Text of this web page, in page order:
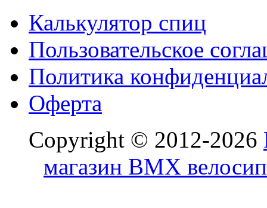
Калькулятор спиц
Пользовательское
Политика
Оферта
Copyright © 2012-2026
магазин BMX